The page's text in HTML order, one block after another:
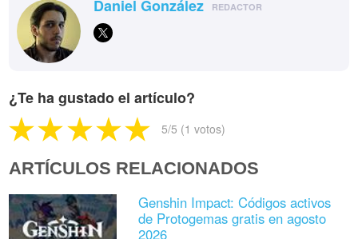
Daniel González REDACTOR
¿Te ha gustado el artículo?
5/5 (1 votos)
ARTÍCULOS RELACIONADOS
Genshin Impact: Códigos activos
de Protogemas gratis en agosto
2026